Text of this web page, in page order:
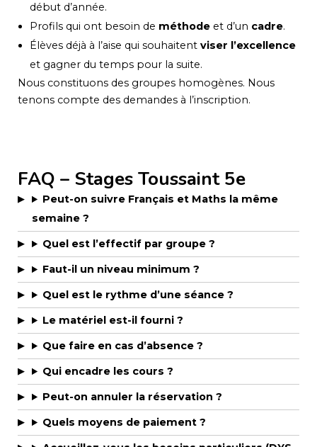
début d’année.
Profils qui ont besoin de méthode et d’un cadre.
Élèves déjà à l’aise qui souhaitentviser l’excellence
et gagner du temps pour la suite.
Nous constituons des groupes homogènes. Nous
tenons compte des demandes à l’inscription.
FAQ – Stages Toussaint 5e
Peut-on suivre Français et Maths la même
semaine ?
Quel est l’effectif par groupe ?
Faut-il un niveau minimum ?
Quel est le rythme d’une séance ?
Le matériel est-il fourni ?
Que faire en cas d’absence ?
Qui encadre les cours ?
Peut-on annuler la réservation ?
Quels moyens de paiement ?